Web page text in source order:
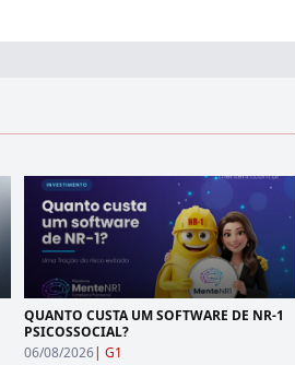
QUANTO CUSTA UM SOFTWARE DE NR-1
PSICOSSOCIAL?
06/08/2026| G1